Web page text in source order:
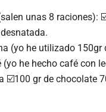
unas 8 raciones):
(yo he utilizado 150gr
he hecho café con
☑️100 gr de chocolate